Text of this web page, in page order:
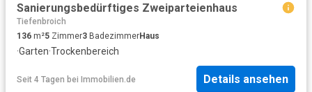
Sanierungsbedürftiges Zweiparteienhaus
Tiefenbroich
136 m²5 Zimmer3 BadezimmerHaus
·Garten·Trockenbereich
Seit 4 Tagen bei Immobilien.de Details ansehen